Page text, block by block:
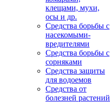
клещами, мухи,
осы и др.
Средства борьбы с
насекомыми-
вредителями
Средства борьбы с
сорняками
Средства защиты
для водоемов
Средства от
болезней растений